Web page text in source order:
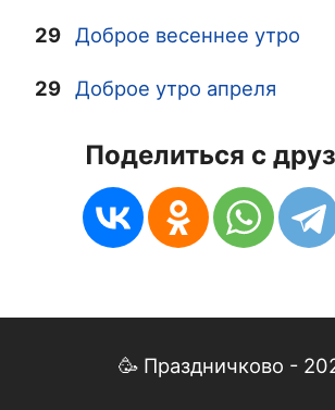
29 Доброе весеннее утро
29 Доброе утро апреля
Поделиться с
🥳 Праздничково -